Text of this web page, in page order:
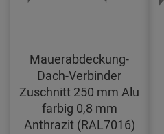
Mauerabdeckung-
Dach-Verbinder
Zuschnitt 250 mm Alu
farbig 0,8 mm
Anthrazit (RAL7016)